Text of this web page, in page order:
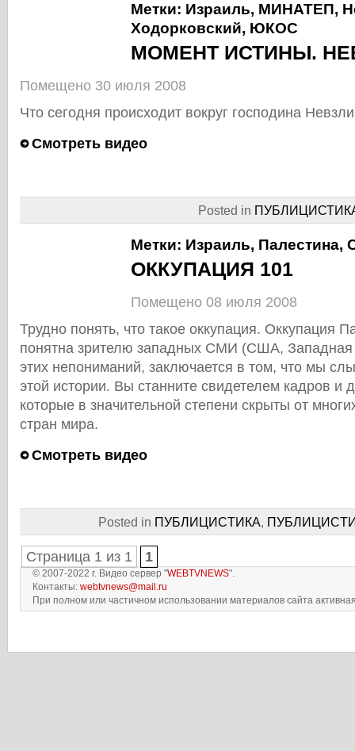
Метки: Израиль, МИНАТЕП,
Ходорковский, ЮКОС
МОМЕНТ ИСТИНЫ.
Помещено 30 июля 2008
Что сегодня происходит вокруг господина
Смотреть видео
Posted in
Метки: Израиль, Палестина,
ОККУПАЦИЯ 101
Помещено 08 июля 2008
Трудно понять, что такое оккупация. Оккупация
понятна зрителю западных СМИ (США,
этих непониманий, заключается в том, что мы
этой истории. Вы станните свидетелем кадров и
которые в значительной степени скрыты от
стран мира.
Смотреть видео
Posted in ПУБЛИЦИСTИКА,
Страница 1 из 1 1
© 2007-2022 г. Видео сервер "WEBTVNEWS".
Контакты: webtvnews@mail.ru
При полном или частичном использовании материалов сайта